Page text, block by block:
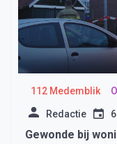
112 Medemblik
Redactie
Gewonde bij